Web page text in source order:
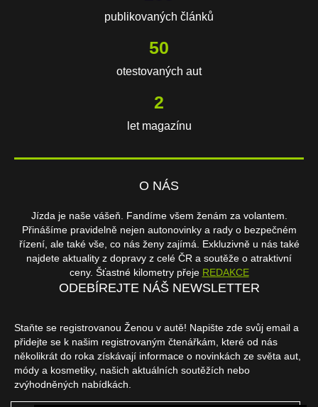
publikovaných článků
74
otestovaných aut
2
let magazínu
O NÁS
Jízda je naše vášeň. Fandíme všem ženám za volantem.
Přinášíme pravidelně nejen autonovinky a rady o bezpečném
řízení, ale také vše, co nás ženy zajímá. Exkluzivně u nás také
najdete aktuality z dopravy z celé ČR a soutěže o atraktivní
ceny. Šťastné kilometry přeje REDAKCE
ODEBÍREJTE NÁŠ NEWSLETTER
Staňte se registrovanou Ženou v autě! Napište zde svůj email a
přidejte se k našim registrovaným čtenářkám, které od nás
několikrát do roka získávají informace o novinkách ze světa aut,
módy a kosmetiky, našich aktuálních soutěžích nebo
zvýhodněných nabídkách.